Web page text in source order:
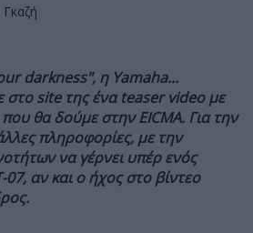
darkness", η Yamaha...
στο site της ένα teaser video με
θα δούμε στην EICMA. Για την
πληροφορίες, με την
να γέρνει υπέρ ενός
αν και ο ήχος στο βίντεο